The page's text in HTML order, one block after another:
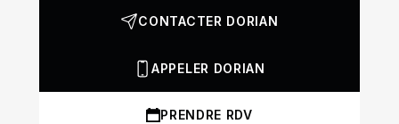
CONTACTER DORIAN
APPELER DORIAN
PRENDRE RDV